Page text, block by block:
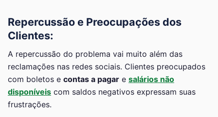
Repercussão e Preocupações dos
Clientes:
A repercussão do problema vai muito além das
reclamações nas redes sociais. Clientes preocupados
com boletos e contas a pagar e salários não
disponíveis com saldos negativos expressam suas
frustrações.